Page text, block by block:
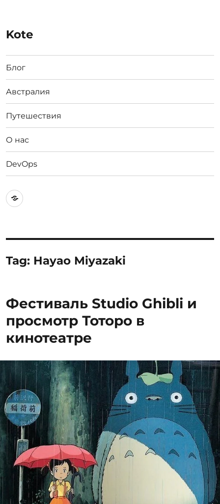
Kote
Блог
Австралия
Путешествия
О нас
DevOps
Австралия
Tag: Hayao Miyazaki
Фестиваль Studio Ghibli и
просмотр Тоторо в
кинотеатре